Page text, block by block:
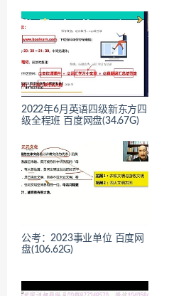
2022年6月英语四级新东方四
级全程班 百度网盘(34.67G)
公考：2023事业单位 百度网
盘(106.62G)